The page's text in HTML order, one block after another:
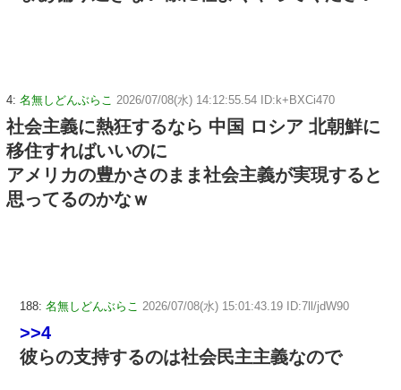
4: 名無しどんぶらこ 2026/07/08(水) 14:12:55.54 ID:k+BXCi470
社会主義に熱狂するなら 中国 ロシア 北朝鮮に
移住すればいいのに
アメリカの豊かさのまま社会主義が実現すると
思ってるのかなｗ
188: 名無しどんぶらこ 2026/07/08(水) 15:01:43.19 ID:7ll/jdW90
>>4
彼らの支持するのは社会民主主義なので